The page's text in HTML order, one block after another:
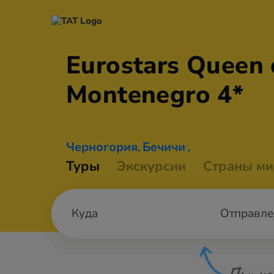
Eurostars Queen
Montenegro 4*
Черногория, Бечичи ,
Туры Экскурсии Страны